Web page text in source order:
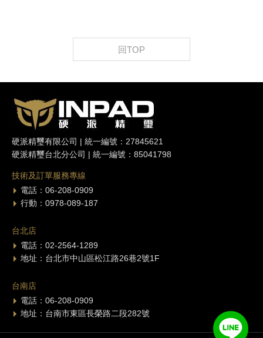
回TOP
硬派精璽有限公司 | 統一編號：27845621
硬派精璽台北分公司 | 統一編號：85041798
技術及訂單服務專線
電話：06-208-0909
行動：0978-089-187
台北店
電話：02-2564-1289
地址：台北市中山區松江路26巷2號1F
台南店
電話：06-208-0909
地址：台南市東區長榮路二段282號